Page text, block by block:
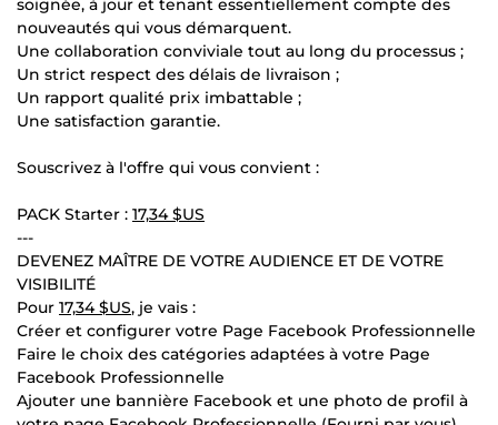
soignée, à jour et tenant essentiellement compte des
nouveautés qui vous démarquent.
Une collaboration conviviale tout au long du processus ;
Un strict respect des délais de livraison ;
Un rapport qualité prix imbattable ;
Une satisfaction garantie.
Souscrivez à l'offre qui vous convient :
PACK Starter : 17,34 $US
---
DEVENEZ MAÎTRE DE VOTRE AUDIENCE ET DE VOTRE
VISIBILITÉ
Pour 17,34 $US, je vais :
Créer et configurer votre Page Facebook Professionnelle
Faire le choix des catégories adaptées à votre Page
Facebook Professionnelle
Ajouter une bannière Facebook et une photo de profil à